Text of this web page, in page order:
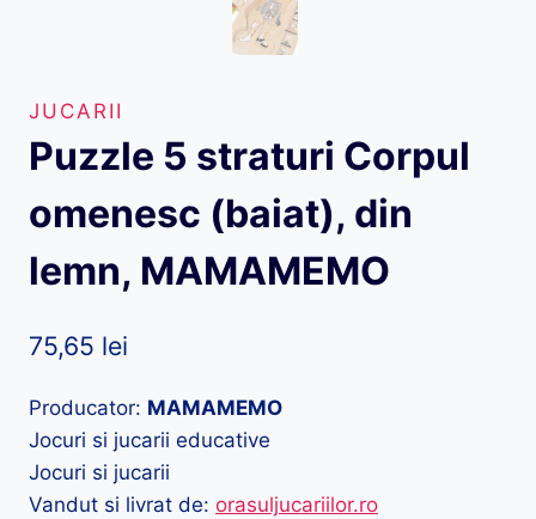
JUCARII
Puzzle 5 straturi Corpul
omenesc (baiat), din
lemn, MAMAMEMO
75,65 lei
Producator: MAMAMEMO
Jocuri si jucarii educative
Jocuri si jucarii
Vandut si livrat de: orasuljucariilor.ro